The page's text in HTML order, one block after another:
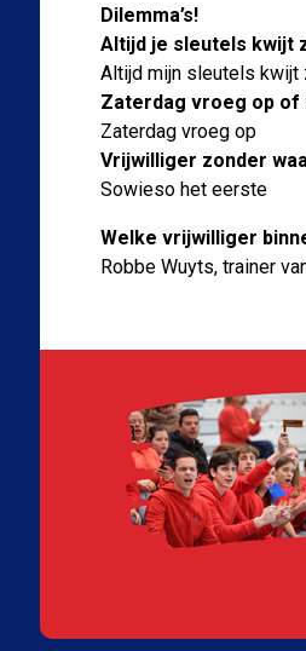
Dilemma’s!
Altijd je sleutels kwijt
Altijd mijn sleutels kwijt
Zaterdag vroeg op of
Zaterdag vroeg op
Vrijwilliger zonder
Sowieso het eerste
Welke vrijwilliger
Robbe Wuyts, trainer